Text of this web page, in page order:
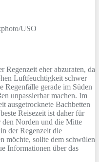
USO
Regenzeit eher abzuraten, da
Luftfeuchtigkeit schwer
Regenfälle gerade im Süden
unpassierbar machen. Im
ausgetrocknete Bachbetten
Reisezeit ist daher für
den Norden und die Mitte
der Regenzeit die
möchte, sollte dem schwülen
Informationen über das